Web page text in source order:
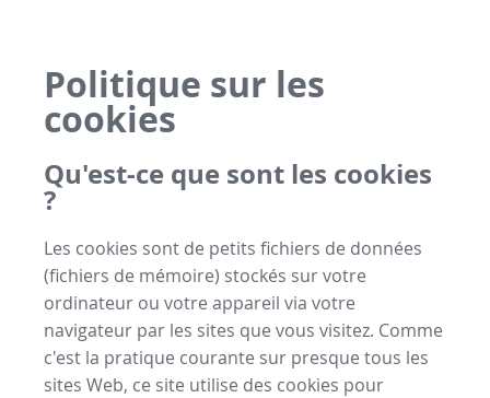
Politique sur les
cookies
Qu'est-ce que sont les cookies
?
Les cookies sont de petits fichiers de données
(fichiers de mémoire) stockés sur votre
ordinateur ou votre appareil via votre
navigateur par les sites que vous visitez. Comme
c'est la pratique courante sur presque tous les
sites Web, ce site utilise des cookies pour